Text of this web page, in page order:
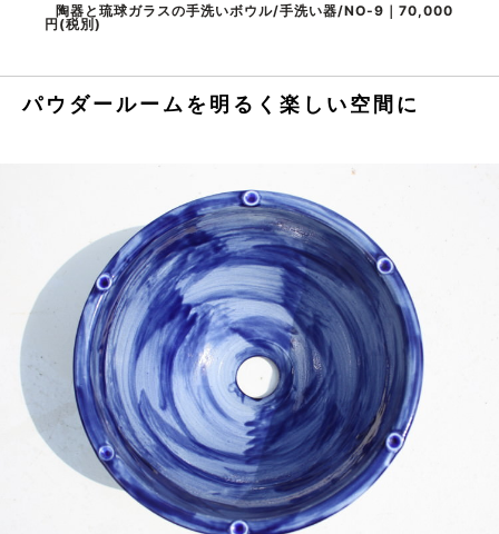
陶器と琉球ガラスの手洗いボウル/手洗い器/NO-9｜70,000
円(税別)
パウダールームを明るく楽しい空間に